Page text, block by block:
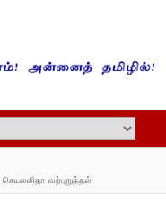
வற்புறுத்தல்